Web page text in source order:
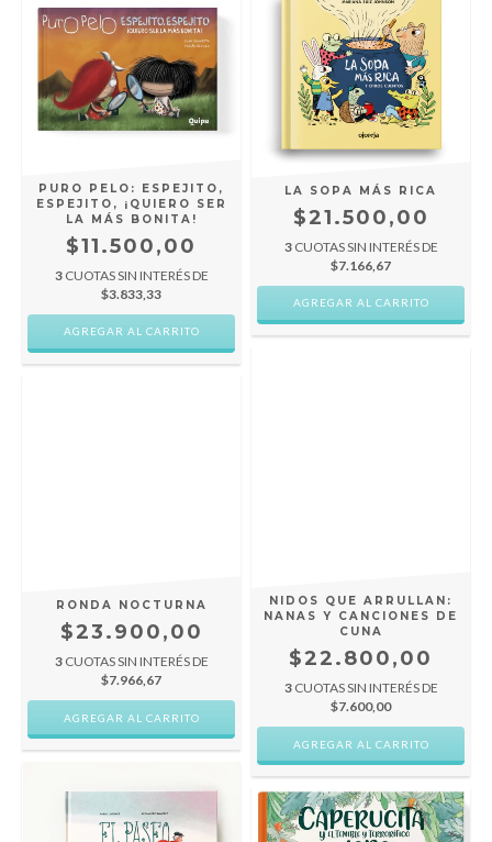
PURO PELO: ESPEJITO,
ESPEJITO, ¡QUIERO SER
LA MÁS BONITA!
$11.500,00
3 CUOTAS SIN INTERÉS DE
$3.833,33
LA SOPA MÁS RICA
$21.500,00
3 CUOTAS SIN INTERÉS DE
$7.166,67
RONDA NOCTURNA
$23.900,00
3 CUOTAS SIN INTERÉS DE
$7.966,67
NIDOS QUE ARRULLAN:
NANAS Y CANCIONES DE
CUNA
$22.800,00
3 CUOTAS SIN INTERÉS DE
$7.600,00